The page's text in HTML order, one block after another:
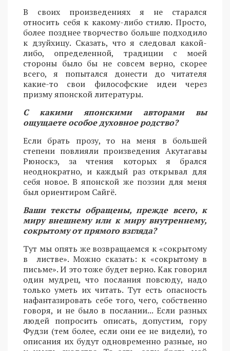
В своих произведениях я не старался
относить себя к какому-либо стилю. Просто,
более позднее творчество больше подходило
к дзуйхицу. Сказать, что я следовал какой-
либо, определенной, традиции с моей
стороны было бы не совсем верно, скорее
всего, я попытался донести до читателя
какие-то свои философские идеи через
призму японской литературы.
С какими японскими авторами вы
ощущаете особое духовное родство?
Если брать прозу, то на меня в большей
степени повлияли произведения Акутагавы
Рюноскэ, за чтения которых я брался
неоднократно, и каждый раз открывал для
себя новое. В японской же поэзии для меня
был ориентиром Сайгё.
Ваши тексты обращены, прежде всего, к
миру внешнему или к миру внутреннему,
сокрытому от прямого взгляда?
Тут мы опять же возвращаемся к «сокрытому
в листве». Можно сказать: к «сокрытому в
письме». И это тоже будет верно. Как говорил
один мудрец, что послания повсюду, надо
только уметь их читать. Тут есть опасность
нафантазировать себе того, чего, собственно
говоря, и не было в послании... Если разных
людей попросить описать, допустим, гору
Фудзи (тем более, если они ее не видели), то
описания их будут одновременно разные, но